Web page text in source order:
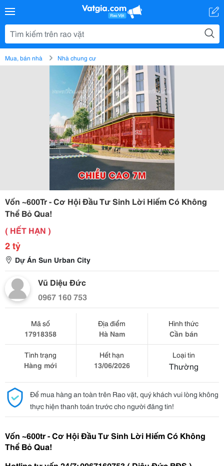
Mua, bán nhà Nhà chung cư
Vốn ~600Tr - Cơ Hội Đầu Tư Sinh Lời Hiếm Có Không
Thể Bỏ Qua!
( HẾT HẠN )
2 tỷ
Dự Án Sun Urban City
Vũ Diệu Đức
0967 160 753
Mã số
17918358
Địa điểm
Hà Nam
Hình thức
Cần bán
Tình trạng
Hàng mới
Hết hạn
13/06/2026
Loại tin
Thường
Để mua hàng an toàn trên Rao vặt, quý khách vui lòng không
thực hiện thanh toán trước cho người đăng tin!
Vốn ~600tr - Cơ Hội Đầu Tư Sinh Lời Hiếm Có Không
Thể Bỏ Qua!